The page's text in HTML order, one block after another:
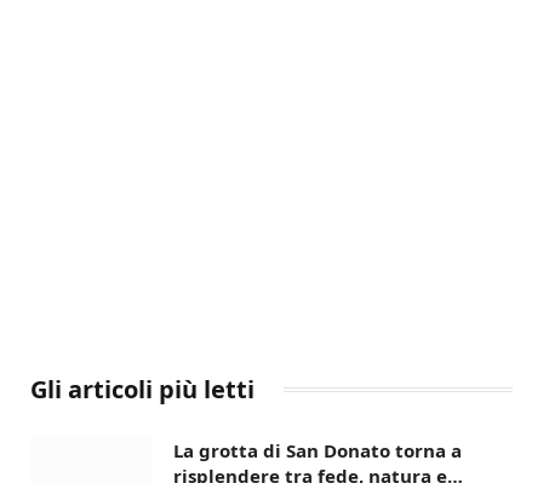
Gli articoli più letti
La grotta di San Donato torna a
risplendere tra fede, natura e